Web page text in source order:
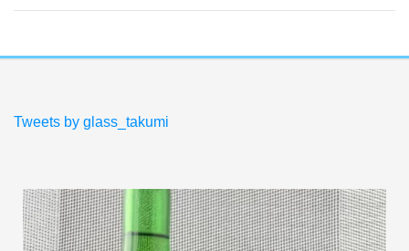
Tweets by glass_takumi